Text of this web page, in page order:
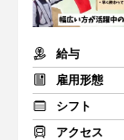
給与
雇用形態
シフト
アクセス